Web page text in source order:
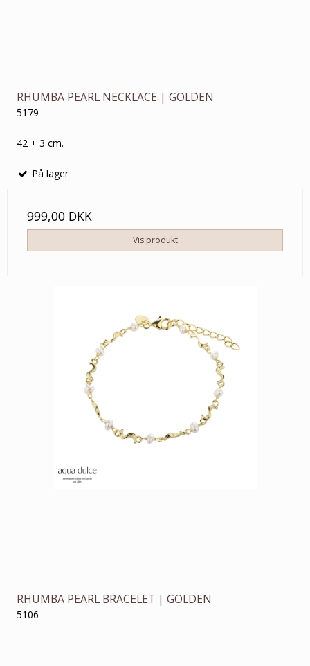
RHUMBA PEARL NECKLACE | GOLDEN
5179
42 + 3 cm.
På lager
999,00 DKK
Vis produkt
RHUMBA PEARL BRACELET | GOLDEN
5106